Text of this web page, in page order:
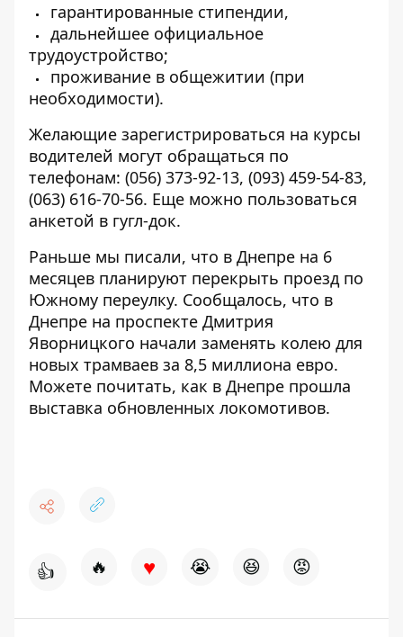
гарантированные стипендии,
дальнейшее официальное
трудоустройство;
проживание в общежитии (при
необходимости).
Желающие зарегистрироваться на курсы
водителей могут обращаться по
телефонам: (056) 373-92-13, (093) 459-54-83,
(063) 616-70-56. Еще можно пользоваться
анкетой в гугл-док.
Раньше мы писали, что в Днепре на 6
месяцев планируют перекрыть проезд по
Южному переулку. Сообщалось, что в
Днепре на проспекте Дмитрия
Яворницкого начали заменять колею для
новых трамваев за 8,5 миллиона евро.
Можете почитать, как в Днепре прошла
выставка обновленных локомотивов.
👍 🔥 ♥ 😭 😆 😡